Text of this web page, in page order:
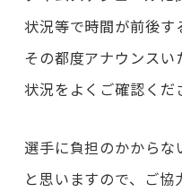
状況等で時間が前後す
その都度アナウンスい
状況をよくご確認くだ
選手に負担のかから
と思いますので、ご